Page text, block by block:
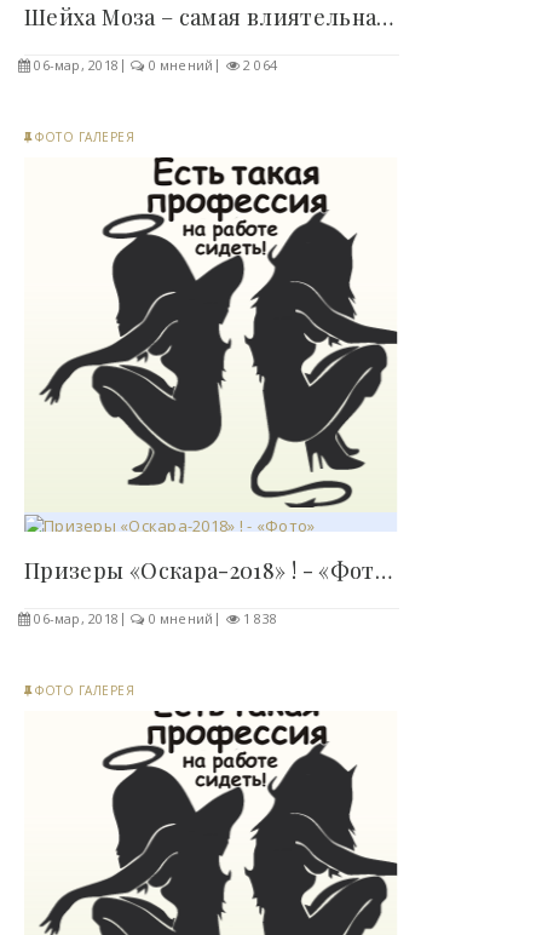
Шейха Моза – самая влиятельная персона..
06-мар, 2018 0 мнений 2 064
ФОТО ГАЛЕРЕЯ
Призеры «Оскара-2018» ! - «Фото»..
06-мар, 2018 0 мнений 1 838
ФОТО ГАЛЕРЕЯ